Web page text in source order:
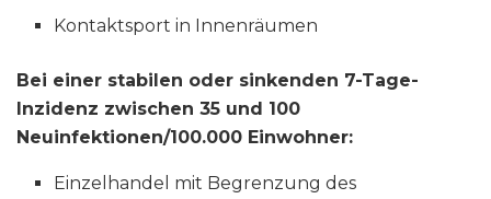
Kontaktsport in Innenräumen
Bei einer stabilen oder sinkenden 7-Tage-
Inzidenz zwischen 35 und 100
Neuinfektionen/100.000 Einwohner:
Einzelhandel mit Begrenzung des